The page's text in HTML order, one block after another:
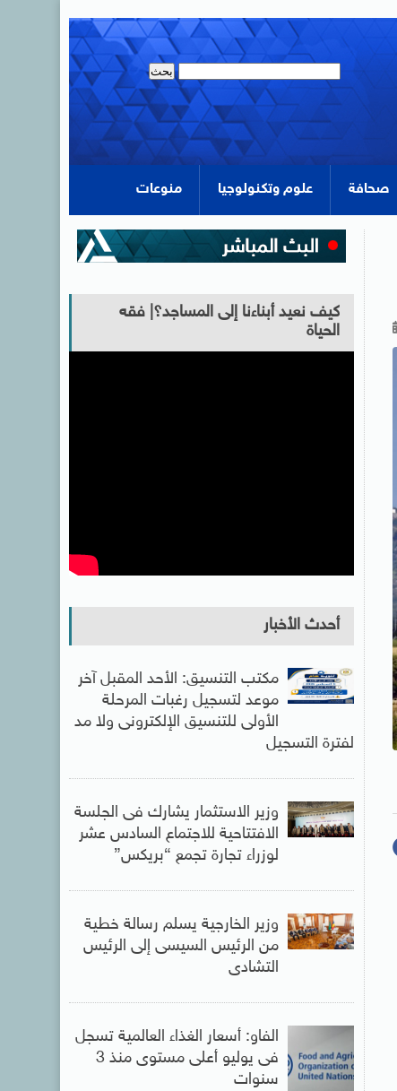
صحافة علوم وتكنولوجيا منوعات
كيف نعيد أبناءنا إلى المساجد؟| فقه
الحياة
أحدث الأخبار
مكتب التنسيق: الأحد المقبل آخر
موعد لتسجيل رغبات المرحلة
الأولى للتنسيق الإلكترونى ولا مد
لفترة التسجيل
وزير الاستثمار يشارك فى الجلسة
الافتتاحية للاجتماع السادس عشر
لوزراء تجارة تجمع “بريكس”
وزير الخارجية يسلم رسالة خطية
من الرئيس السيسى إلى الرئيس
التشادى
الفاو: أسعار الغذاء العالمية تسجل
فى يوليو أعلى مستوى منذ 3
سنوات